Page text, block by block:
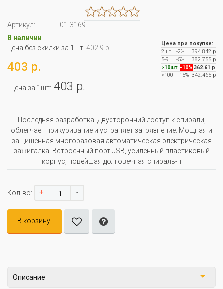
Артикул:
01-3169
В наличии
Цена без скидки за 1шт: 402.9 р.
403 р.
Цена за 1шт: 403 р.
Цена при покупке:
2шт
-2%
394.842 р
5-9
-5%
382.755 р
>10шт -10% 362.61 р
>100
-15% 342.465 р
Последняя разработка. Двусторонний доступ к спирали,
облегчает прикуривание и устраняет загрязнение. Мощная и
защищенная многоразовая автоматическая электрическая
зажигалка. Встроенный порт USB, усиленный пластиковый
корпус, новейшая долговечная спираль-п
Кол-во: + -
В корзину
Описание